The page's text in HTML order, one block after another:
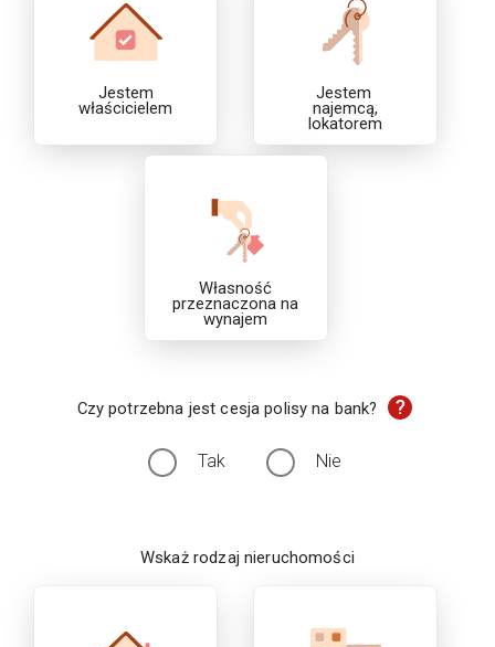
Jestem
właścicielem
Jestem
najemcą,
lokatorem
Własność
przeznaczona na
wynajem
Czy potrzebna jest cesja polisy na bank? ?
Tak Nie
Wskaż rodzaj nieruchomości